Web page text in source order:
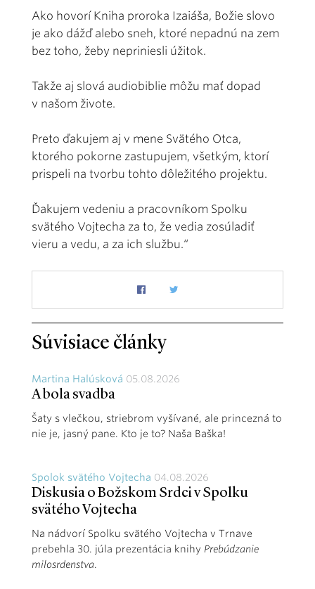
Ako hovorí Kniha proroka Izaiáša, Božie slovo
je ako dážď alebo sneh, ktoré nepadnú na zem
bez toho, žeby nepriniesli úžitok.
Takže aj slová audiobiblie môžu mať dopad
v našom živote.
Preto ďakujem aj v mene Svätého Otca,
ktorého pokorne zastupujem, všetkým, ktorí
prispeli na tvorbu tohto dôležitého projektu.
Ďakujem vedeniu a pracovníkom Spolku
svätého Vojtecha za to, že vedia zosúladiť
vieru a vedu, a za ich službu.“
Súvisiace články
Martina Halúsková 05.08.2026
A bola svadba
Šaty s vlečkou, striebrom vyšívané, ale princezná to
nie je, jasný pane. Kto je to? Naša Baška!
Spolok svätého Vojtecha 04.08.2026
Diskusia o Božskom Srdci v Spolku
svätého Vojtecha
Na nádvorí Spolku svätého Vojtecha v Trnave
prebehla 30. júla prezentácia knihy Prebúdzanie
milosrdenstva.